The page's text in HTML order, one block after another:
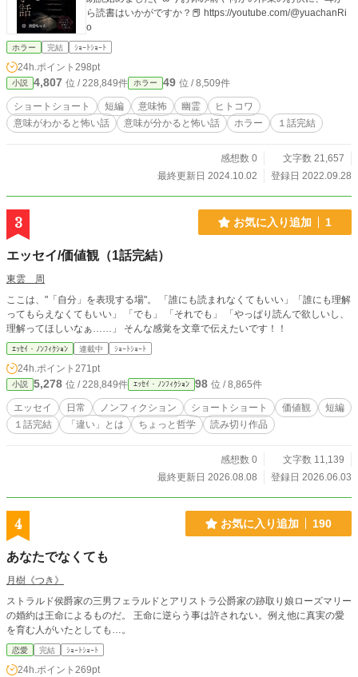
ら読書はいかがですか？📕 https://youtube.com/@yuachanRi
o
ホラー 完結 ｼｮｰﾄｼｮｰﾄ
24h.ポイント 298pt
小説 4,807 位 / 228,849件 ホラー 49 位 / 8,509件
ショートショート 短編 意味怖 幽霊
ヒトコワ
意味がわかると怖い話
意味が分かると怖い話 ホラー １話完結
感想数 0
文字数 21,657
最終更新日 2024.10.02
登録日 2022.09.28
3 お気に入り追加 1
エッセイ/価値観（1話完結）
東雲 周
ここは、"「自分」を表現する場"。 「誰にも読まれなくてもいい」「誰にも理解
ってもらえなくてもいい」 「でも」 「それでも」 「やっぱり読んで欲しいし、
理解ってほしいなぁ……」 そんな感覚を文章で伝えたいです！！
ｴｯｾｲ・ﾉﾝﾌｨｸｼｮﾝ 連載中 ｼｮｰﾄｼｮｰﾄ
24h.ポイント 271pt
小説 5,278 位 / 228,849件 ｴｯｾｲ・ﾉﾝﾌｨｸｼｮﾝ 98 位 / 8,865件
エッセイ 日常 ノンフィクション ショートショート 価値観
短編
１話完結
「違い」とは ちょっと哲学 読み切り作品
感想数 0
文字数 11,139
最終更新日 2026.08.08
登録日 2026.06.03
4 お気に入り追加 190
あなたでなくても
月樹《つき》
ストラルド侯爵家の三男フェラルドとアリストラ公爵家の跡取り娘ローズマリー
の婚約は王命によるものだ。 王命に逆らう事は許されない。例え他に真実の愛
を育む人がいたとしても…。
恋愛 完結 ｼｮｰﾄｼｮｰﾄ
24h.ポイント 269pt